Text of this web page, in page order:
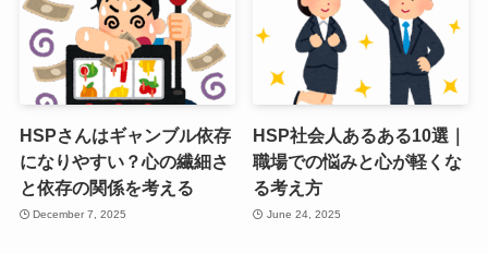
HSPさんはギャンブル依存
になりやすい？心の繊細さ
と依存の関係を考える
December 7, 2025
HSP社会人あるある10選｜
職場での悩みと心が軽くな
る考え方
June 24, 2025